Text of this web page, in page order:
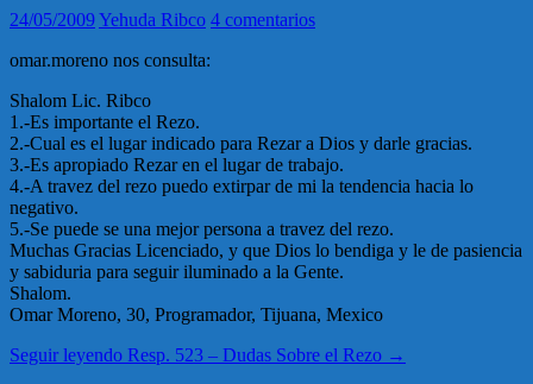
24/05/2009Yehuda Ribco 4 comentarios
omar.moreno nos consulta:
Shalom Lic. Ribco
1.-Es importante el Rezo.
2.-Cual es el lugar indicado para Rezar a Dios y darle gracias.
3.-Es apropiado Rezar en el lugar de trabajo.
4.-A travez del rezo puedo extirpar de mi la tendencia hacia lo
negativo.
5.-Se puede se una mejor persona a travez del rezo.
Muchas Gracias Licenciado, y que Dios lo bendiga y le de pasiencia
y sabiduria para seguir iluminado a la Gente.
Shalom.
Omar Moreno, 30, Programador, Tijuana, Mexico
Seguir leyendo Resp. 523 – Dudas Sobre el Rezo →